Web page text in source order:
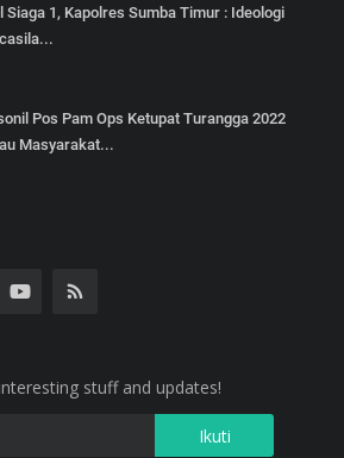
Siaga 1, Kapolres Sumba Timur : Ideologi
Pos Pam Ops Ketupat Turangga 2022
Masyarakat...
stuff and updates!